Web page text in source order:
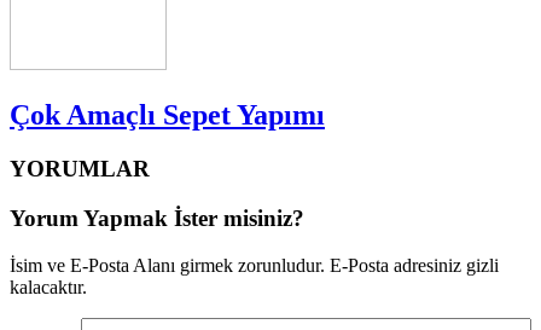
Çok Amaçlı Sepet Yapımı
YORUMLAR
Yorum Yapmak İster misiniz?
İsim ve E-Posta Alanı girmek zorunludur. E-Posta adresiniz gizli
kalacaktır.